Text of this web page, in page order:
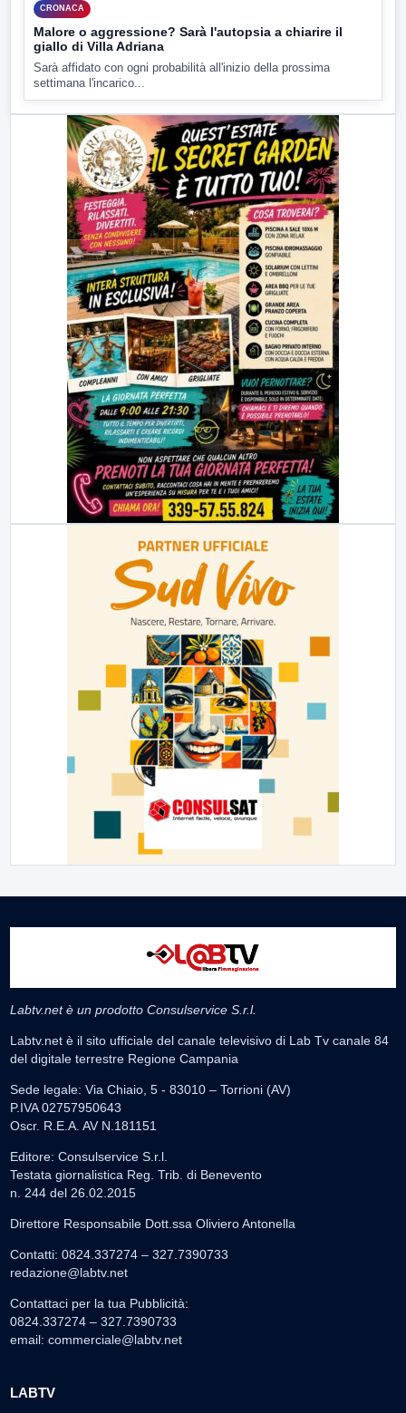
CRONACA
Malore o aggressione? Sarà l'autopsia a chiarire il
giallo di Villa Adriana
Sarà affidato con ogni probabilità all'inizio della prossima
settimana l'incarico...
Labtv.net è un prodotto Consulservice S.r.l.
Labtv.net è il sito ufficiale del canale televisivo di Lab Tv canale 84
del digitale terrestre Regione Campania
Sede legale: Via Chiaio, 5 - 83010 – Torrioni (AV)
P.IVA 02757950643
Oscr. R.E.A. AV N.181151
Editore: Consulservice S.r.l.
Testata giornalistica Reg. Trib. di Benevento
n. 244 del 26.02.2015
Direttore Responsabile Dott.ssa Oliviero Antonella
Contatti: 0824.337274 – 327.7390733
redazione@labtv.net
Contattaci per la tua Pubblicità:
0824.337274 – 327.7390733
email: commerciale@labtv.net
LABTV